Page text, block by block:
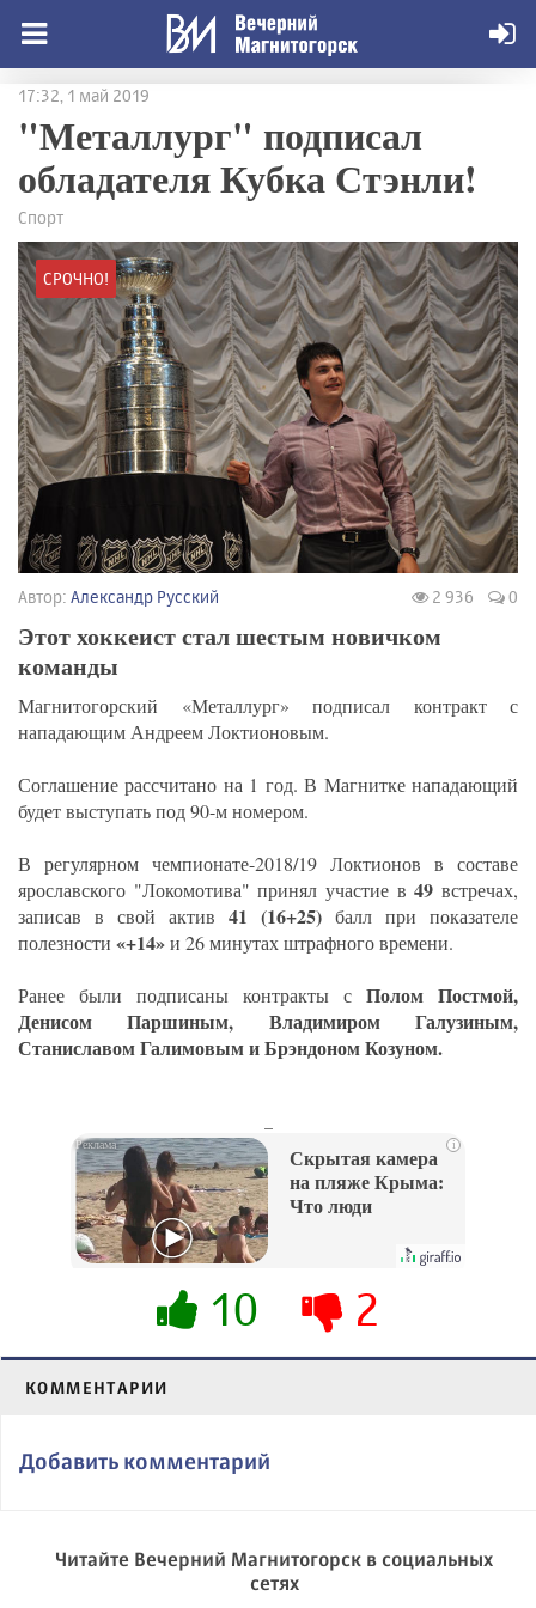
17:32, 1 май 2019
"Металлург" подписал
обладателя Кубка Стэнли!
Спорт
СРОЧНО!
Автор: Александр Русский 2 936 0
Этот хоккеист стал шестым новичком
команды
Магнитогорский «Металлург» подписал контракт с
нападающим Андреем Локтионовым.
Соглашение рассчитано на 1 год. В Магнитке нападающий
будет выступать под 90-м номером.
В регулярном чемпионате-2018/19 Локтионов в составе
ярославского "Локомотива" принял участие в49 встречах,
записав в свой актив 41 (16+25) балл при показателе
полезности «+14»и 26 минутах штрафного времени.
Ранее были подписаны контракты с Полом Постмой,
Денисом Паршиным, Владимиром Галузиным,
Станиславом Галимовым и Брэндоном Козуном.
i
Скрытая камера
на пляже Крыма:
Что люди
их не видят...
10 2
КОММЕНТАРИИ
Добавить комментарий
Читайте Вечерний Магнитогорск в социальных
сетях